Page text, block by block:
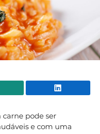
WhatsApp
carne pode ser
e com uma